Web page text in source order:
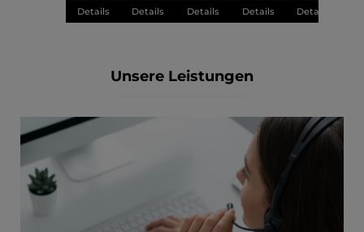
Details Details Details Details Details
Unsere Leistungen